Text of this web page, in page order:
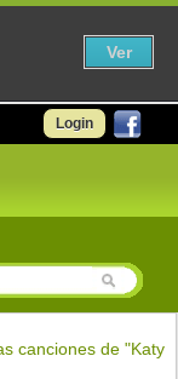
Login
canciones de "Katy
Ver